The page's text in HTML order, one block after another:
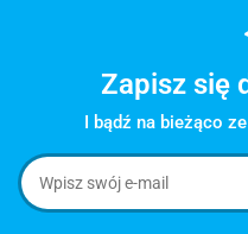
Zapisz się
I bądź na bieżąco